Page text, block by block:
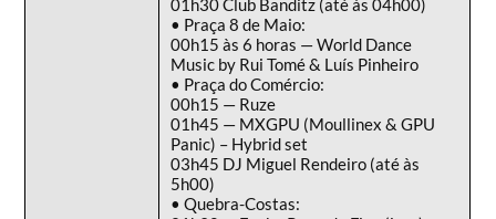
• Praça 8 de Maio:
00h15 às 6 horas — World Dance
Music by Rui Tomé & Luís Pinheiro
• Praça do Comércio:
00h15 — Ruze
01h45 — MXGPU (Moullinex & GPU
Panic) – Hybrid set
03h45 DJ Miguel Rendeiro (até às
5h00)
• Quebra-Costas: